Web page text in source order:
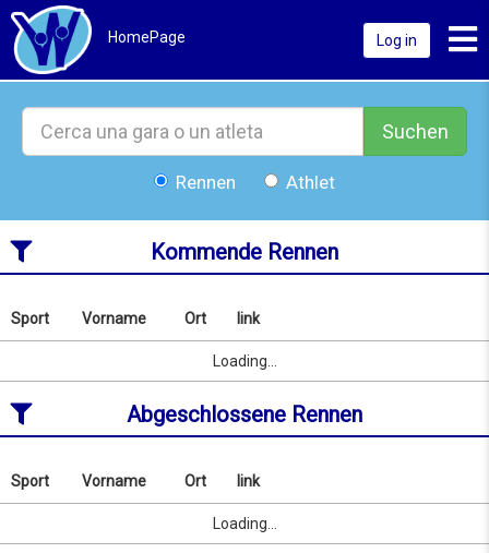
HomePage Log in
Suchen
Rennen Athlet
Kommende Rennen
Nach
Name
suchen
ab
to
07/09/2026
0KM
Sport Vorname Ort
link
link
Loading...
Abgeschlossene Rennen
Nach
Name
Sport Vorname Ort
link
link
Loading...